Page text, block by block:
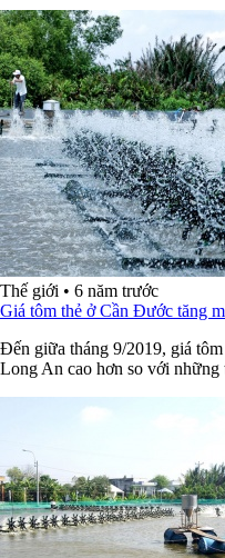
Thế giới • 6 năm trước
Giá tôm thẻ ở Cần Đước tăng
Đến giữa tháng 9/2019, giá
Long An cao hơn so với những